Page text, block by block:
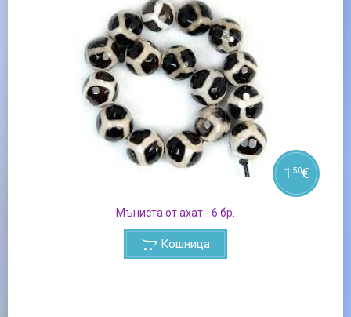
Мъниста от ахат - 6 бр.
1 50€
Кошница